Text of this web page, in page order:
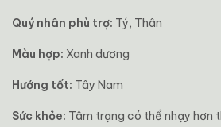
Quý nhân phù trợ: Tý, Thân
Màu hợp: Xanh dương
Hướng tốt: Tây Nam
Sức khỏe: Tâm trạng có thể nhạy hơn